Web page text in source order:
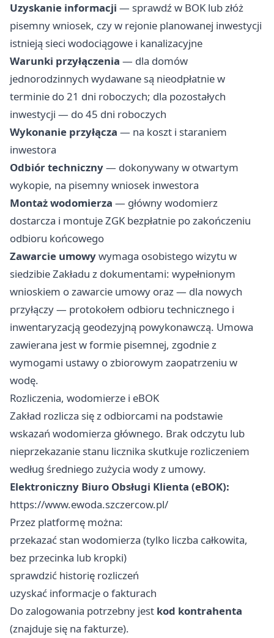
Uzyskanie informacji — sprawdź w BOK lub złóż
pisemny wniosek, czy w rejonie planowanej inwestycji
istnieją sieci wodociągowe i kanalizacyjne
Warunki przyłączenia — dla domów
jednorodzinnych wydawane są nieodpłatnie w
terminie do 21 dni roboczych; dla pozostałych
inwestycji — do 45 dni roboczych
Wykonanie przyłącza — na koszt i staraniem
inwestora
Odbiór techniczny— dokonywany w otwartym
wykopie, na pisemny wniosek inwestora
Montaż wodomierza — główny wodomierz
dostarcza i montuje ZGK bezpłatnie po zakończeniu
odbioru końcowego
Zawarcie umowywymaga osobistego wizytu w
siedzibie Zakładu z dokumentami: wypełnionym
wnioskiem o zawarcie umowy oraz — dla nowych
przyłączy — protokołem odbioru technicznego i
inwentaryzacją geodezyjną powykonawczą. Umowa
zawierana jest w formie pisemnej, zgodnie z
wymogami ustawy o zbiorowym zaopatrzeniu w
wodę.
Rozliczenia, wodomierze i eBOK
Zakład rozlicza się z odbiorcami na podstawie
wskazań wodomierza głównego. Brak odczytu lub
nieprzekazanie stanu licznika skutkuje rozliczeniem
według średniego zużycia wody z umowy.
Elektroniczny Biuro Obsługi Klienta (eBOK):
https://www.ewoda.szczercow.pl/
Przez platformę można:
przekazać stan wodomierza (tylko liczba całkowita,
bez przecinka lub kropki)
sprawdzić historię rozliczeń
uzyskać informacje o fakturach
Do zalogowania potrzebny jest kod kontrahenta
(znajduje się na fakturze).